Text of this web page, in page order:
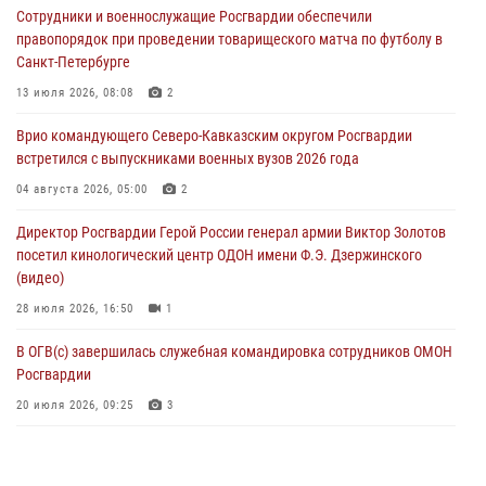
Смольного собора в Санкт-Петербурге (видео)
07 августа 2026, 11:34 3
В Курске росгвардейцы провели занятие по основам
07 августа 2026, 11:33
Рэпер ST посетил раненых росгвардейцев в Главном военном
07 августа 2026, 11:18
Сотрудники и военнослужащие Росгвардии обеспечили
правопорядок при проведении товарищеского матча по футболу в
Санкт-Петербурге
13 июля 2026, 08:08 2
Врио командующего Северо-Кавказским округом Росгвардии
встретился с выпускниками военных вузов 2026 года
04 августа 2026, 05:00 2
Директор Росгвардии Герой России генерал армии Виктор Золотов
посетил кинологический центр ОДОН имени Ф.Э. Дзержинского
(видео)
28 июля 2026, 16:50 1
В ОГВ(с) завершилась служебная командировка сотрудников ОМОН
Росгвардии
20 июля 2026, 09:25 3